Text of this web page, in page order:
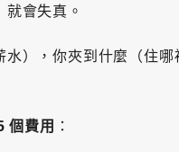
會失真。
），你夾到什麼（住
個費用 ：